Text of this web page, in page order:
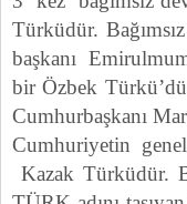
Türküdür.
başkanı
bir Özbek
Cumhurbaşkanı
Cumhuriyetin
Kazak Türküdür.